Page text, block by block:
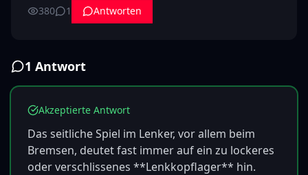
380
1 Antworten
1 Antwort
Akzeptierte Antwort
Das seitliche Spiel im Lenker, vor allem beim
Bremsen, deutet fast immer auf ein zu lockeres
oder verschlissenes **Lenkkopflager** hin.